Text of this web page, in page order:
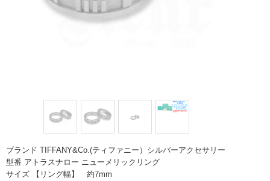
ブランド TIFFANY&Co.(ティファニー）シルバーアクセサリー
型番 アトラスナロー ニューメリックリング
サイズ 【リング幅】 約7mm